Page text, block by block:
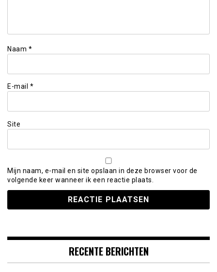
Naam *
E-mail *
Site
Mijn naam, e-mail en site opslaan in deze browser voor de
volgende keer wanneer ik een reactie plaats.
RECENTE BERICHTEN